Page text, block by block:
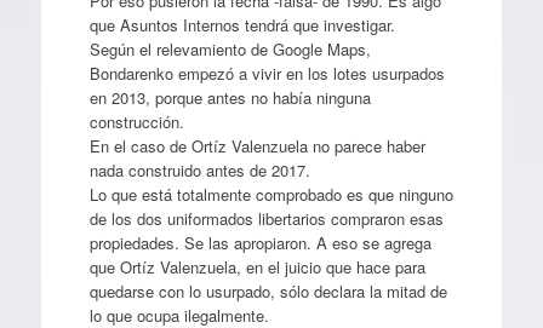
que Asuntos Internos tendrá que investigar.
Según el relevamiento de Google Maps,
Bondarenko empezó a vivir en los lotes usurpados
en 2013, porque antes no había ninguna
construcción.
En el caso de Ortíz Valenzuela no parece haber
nada construido antes de 2017.
Lo que está totalmente comprobado es que ninguno
de los dos uniformados libertarios compraron esas
propiedades. Se las apropiaron. A eso se agrega
que Ortíz Valenzuela, en el juicio que hace para
quedarse con lo usurpado, sólo declara la mitad de
lo que ocupa ilegalmente.